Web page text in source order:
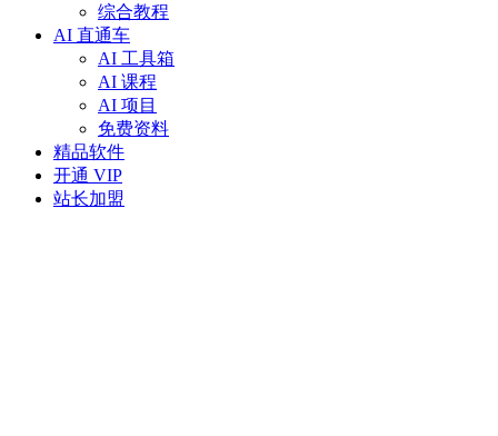
综合教程
AI 直通车
AI 工具箱
AI 课程
AI 项目
免费资料
精品软件
开通 VIP
站长加盟